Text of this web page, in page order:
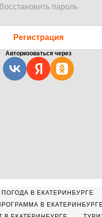
Восстановить пароль
Регистрация
Авторизоваться через
ПОГОДА В ЕКАТЕРИНБУРГЕ
В